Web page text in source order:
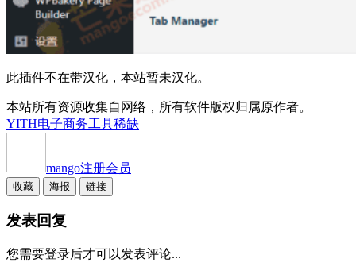
此插件不在带汉化，本站暂未汉化。
本站所有资源收集自网络，所有软件版权归属原作者。
YITH电子商务工具稀缺
mango注册会员
收藏 海报 链接
发表回复
您需要登录后才可以发表评论...